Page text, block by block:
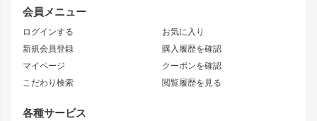
会員メニュー
ログインする
新規会員登録
マイページ
こだわり検索
お気に入り
購入履歴を確認
クーポンを確認
閲覧履歴を見る
各種サービス
トレノ
マークX
ニッサン
S15 シルビア
S14 シルビア 後期
ワンビア
リアウイング